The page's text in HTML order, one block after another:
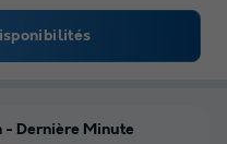
- Dernière Minute